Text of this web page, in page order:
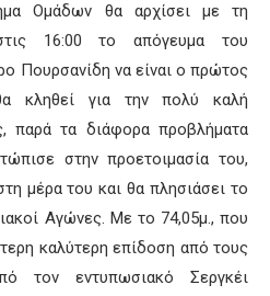
Ομάδων θα αρχίσει με τη
16:00 το απόγευμα του
Πουρσανίδη να είναι ο πρώτος
κληθεί για την πολύ καλή
παρά τα διάφορα προβλήματα
στην προετοιμασία του,
μέρα του και θα πλησιάσει το
Αγώνες. Με το 74,05μ., που
καλύτερη επίδοση από τους
τον εντυπωσιακό Σεργκέι